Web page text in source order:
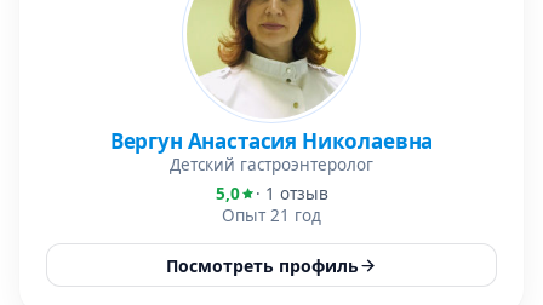
Вергун Анастасия Николаевна
Детский гастроэнтеролог
5,0
· 1 отзыв
Опыт 21 год
Посмотреть профиль